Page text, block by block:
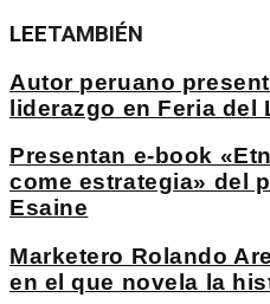
LEETAMBIÉN
Autor peruano
liderazgo en Feria del
Presentan e-book
come estrategia» del
Esaine
Marketero Rolando
en el que novela la